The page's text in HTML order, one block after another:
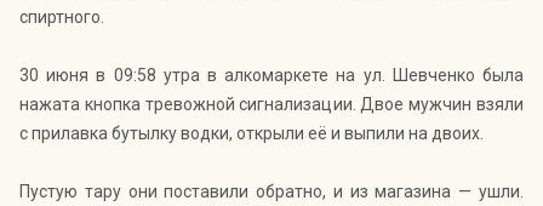
спиртного.
30 июня в 09:58 утра в алкомаркете на ул. Шевченко была
нажата кнопка тревожной сигнализации. Двое мужчин взяли
с прилавка бутылку водки, открыли её и выпили на двоих.
Пустую тару они поставили обратно, и из магазина — ушли.